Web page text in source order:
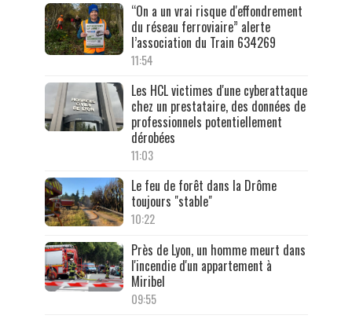
“On a un vrai risque d'effondrement
du réseau ferroviaire” alerte
l’association du Train 634269
11:54
Les HCL victimes d'une cyberattaque
chez un prestataire, des données de
professionnels potentiellement
dérobées
11:03
Le feu de forêt dans la Drôme
toujours "stable"
10:22
Près de Lyon, un homme meurt dans
l'incendie d'un appartement à
Miribel
09:55